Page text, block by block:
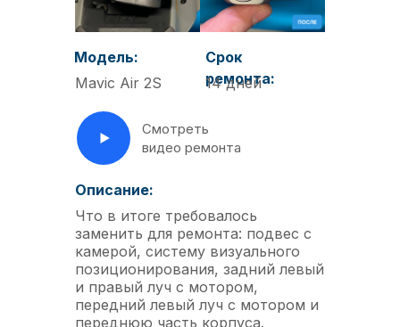
Описание:
Что в итоге требовалось
заменить для ремонта: подвес с
камерой, систему визуального
позиционирования, задний левый
и правый луч с мотором,
передний левый луч с мотором и
переднюю часть корпуса.
Модель:
Срок
ремонта:
14 дней
Mavic Air 2S
Смотреть
видео ремонта